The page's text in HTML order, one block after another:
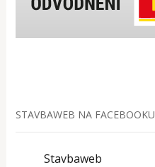
STAVBAWEB NA FACEBOOKU
Stavbaweb